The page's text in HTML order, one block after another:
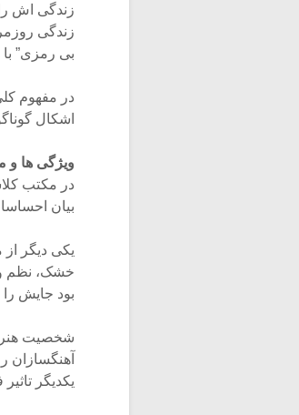
زندگی اش را
زندگی
بی رمزی”
در مفهوم
اشکال
ویژگی ها
در مکتب
بیان
یکی دیگر
خشک، نظم و
بود جایش را
شخصیت
آهنگسازان
یکدیگر